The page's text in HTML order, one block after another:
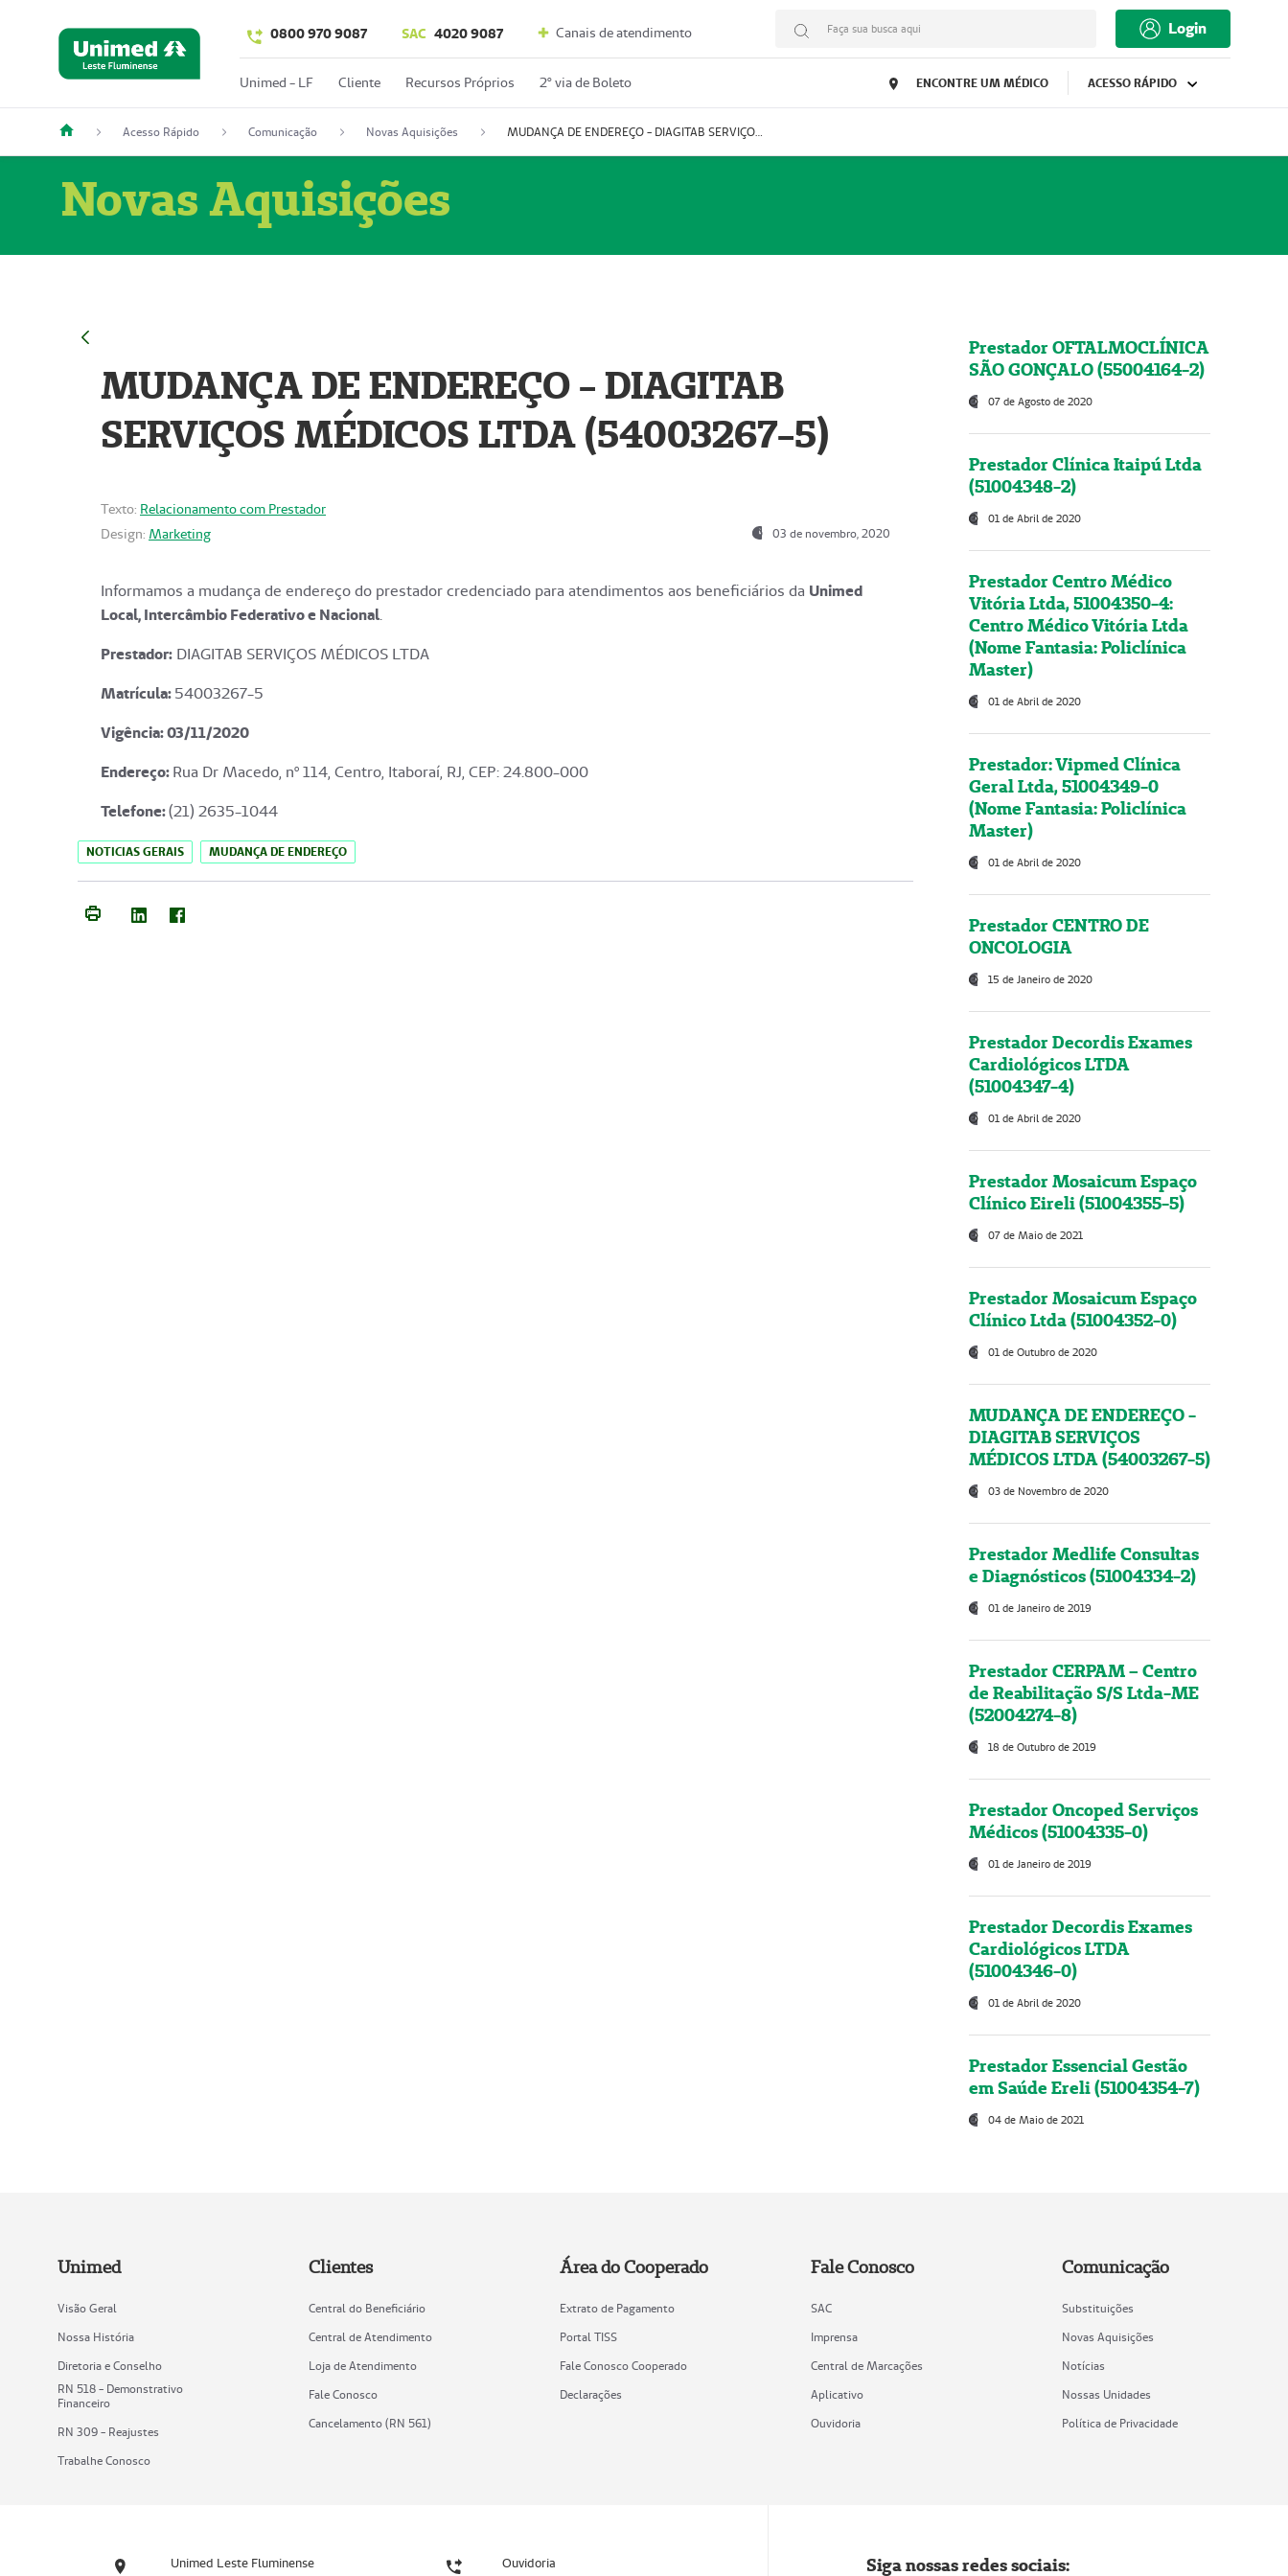
0800 970 9087 SAC 4020 9087 Canais de atendimento Faça sua busca aqui Login
Unimed - LF Cliente Recursos Próprios 2º via de Boleto ENCONTRE UM MÉDICO ACESSO RÁPIDO
Acesso Rápido Comunicação Novas Aquisições MUDANÇA DE ENDEREÇO - DIAGITAB SERVIÇOS MÉDICOS LTDA (54003267-5)
Novas Aquisições
MUDANÇA DE ENDEREÇO - DIAGITAB
SERVIÇOS MÉDICOS LTDA (54003267-5)
Texto: Relacionamento com Prestador
Design: Marketing 03 de novembro, 2020
Informamos a mudança de endereço do prestador credenciado para atendimentos aos beneficiários da Unimed
Local, Intercâmbio Federativo e Nacional.
Prestador: DIAGITAB SERVIÇOS MÉDICOS LTDA
Matrícula:54003267-5
Vigência: 03/11/2020
Endereço:Rua Dr Macedo, nº 114, Centro, Itaboraí, RJ, CEP: 24.800-000
Telefone:(21) 2635-1044
NOTICIAS GERAIS MUDANÇA DE ENDEREÇO
Prestador OFTALMOCLÍNICA
SÃO GONÇALO (55004164-2)
07 de Agosto de 2020
Prestador Clínica Itaipú Ltda
(51004348-2)
01 de Abril de 2020
Prestador Centro Médico
Vitória Ltda, 51004350-4:
Centro Médico Vitória Ltda
(Nome Fantasia: Policlínica
Master)
01 de Abril de 2020
Prestador: Vipmed Clínica
Geral Ltda, 51004349-0
(Nome Fantasia: Policlínica
Master)
01 de Abril de 2020
Prestador CENTRO DE
ONCOLOGIA
15 de Janeiro de 2020
Prestador Decordis Exames
Cardiológicos LTDA
(51004347-4)
01 de Abril de 2020
Prestador Mosaicum Espaço
Clínico Eireli (51004355-5)
07 de Maio de 2021
Prestador Mosaicum Espaço
Clínico Ltda (51004352-0)
01 de Outubro de 2020
MUDANÇA DE ENDEREÇO -
DIAGITAB SERVIÇOS
MÉDICOS LTDA (54003267-5)
03 de Novembro de 2020
Prestador Medlife Consultas
e Diagnósticos (51004334-2)
01 de Janeiro de 2019
Prestador CERPAM – Centro
de Reabilitação S/S Ltda-ME
(52004274-8)
18 de Outubro de 2019
Prestador Oncoped Serviços
Médicos (51004335-0)
01 de Janeiro de 2019
Prestador Decordis Exames
Cardiológicos LTDA
(51004346-0)
01 de Abril de 2020
Prestador Essencial Gestão
em Saúde Ereli (51004354-7)
04 de Maio de 2021
Unimed
Visão Geral
Nossa História
Diretoria e Conselho
RN 518 - Demonstrativo
Financeiro
RN 309 - Reajustes
Trabalhe Conosco
Clientes
Central do Beneficiário
Central de Atendimento
Loja de Atendimento
Fale Conosco
Cancelamento (RN 561)
Área do Cooperado
Extrato de Pagamento
Portal TISS
Fale Conosco Cooperado
Declarações
Fale Conosco
SAC
Imprensa
Central de Marcações
Aplicativo
Ouvidoria
Comunicação
Substituições
Novas Aquisições
Notícias
Nossas Unidades
Política de Privacidade
Unimed Leste Fluminense Ouvidoria Siga nossas redes sociais: